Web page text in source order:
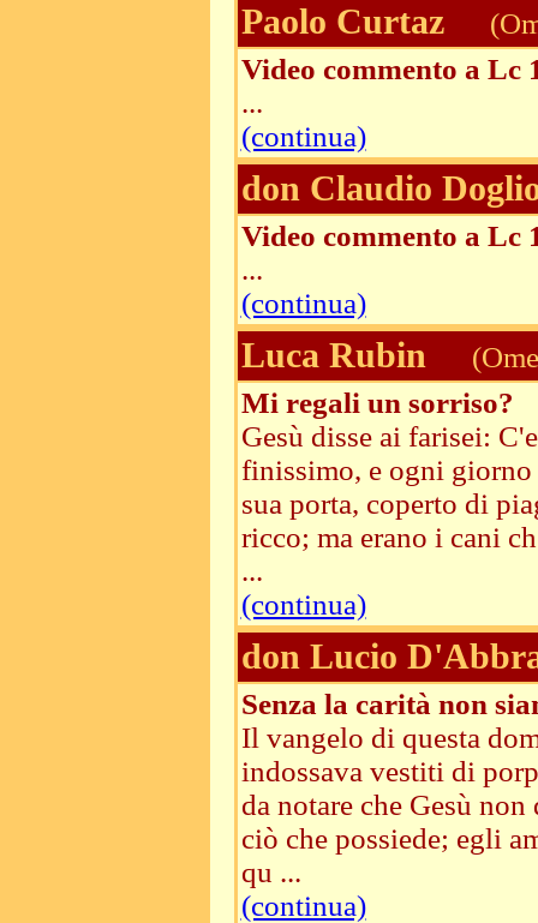
Paolo Curtaz
Video commento a Lc
...
(continua)
don Claudio
Video commento a Lc
...
(continua)
Luca Rubin
Mi regali un sorriso?
Gesù disse ai farisei:
finissimo, e ogni giorno
sua porta, coperto di
ricco; ma erano i cani
...
(continua)
don Lucio
Senza la carità non
Il vangelo di questa
indossava vestiti di
da notare che Gesù
ciò che possiede; egli
qu ...
(continua)